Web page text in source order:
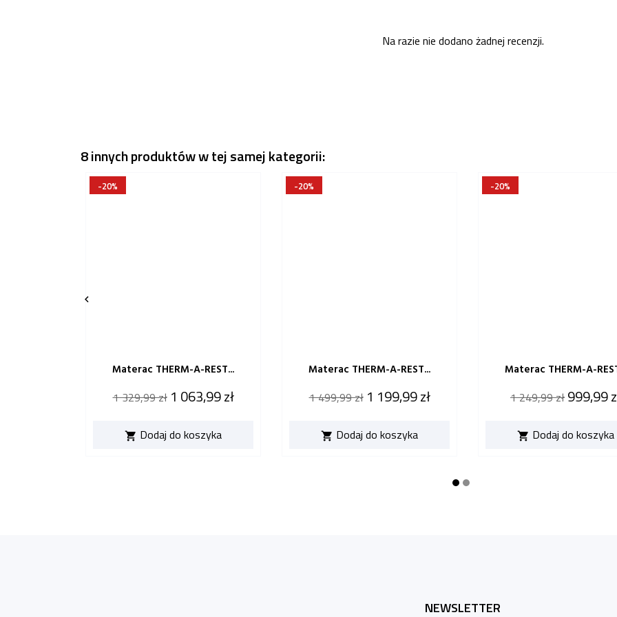
Na razie nie dodano żadnej recenzji.
8 innych produktów w tej samej kategorii:
Materac THERM-A-REST...
Cena
1 329,99 zł Cena
1 063,99 zł
 Dodaj do koszyka
-20%
Materac THERM-A-REST...
Cena
1 499,99 zł Cena
1 199,99 zł
 Dodaj do koszyka
-20%
Materac THERM-A-
Cena
1 249,99 zł Cena
999,99
 Dodaj do koszyka
-20%

NEWSLETTER